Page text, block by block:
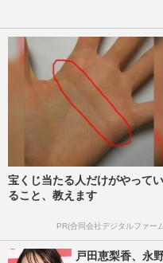
宝くじ当たる人だけがやってい
ること、教えます
PR(合同会社デジタルファー
戸田恵梨香、永